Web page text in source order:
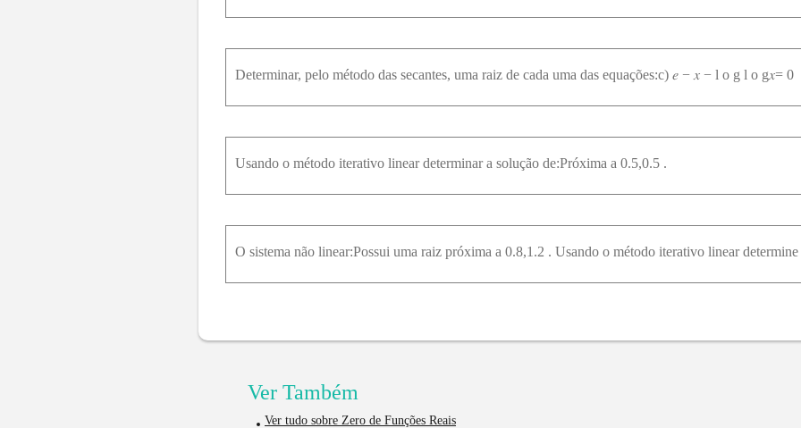
Determinar, pelo método das secantes, uma raiz de cada uma das equações:c) 𝑒 − 𝑥 − l o g l o g𝑥= 0
Usando o método iterativo linear determinar a solução de:Próxima a 0.5,0.5 .
Ver Também
Ver tudo sobre Zero de Funções Reais